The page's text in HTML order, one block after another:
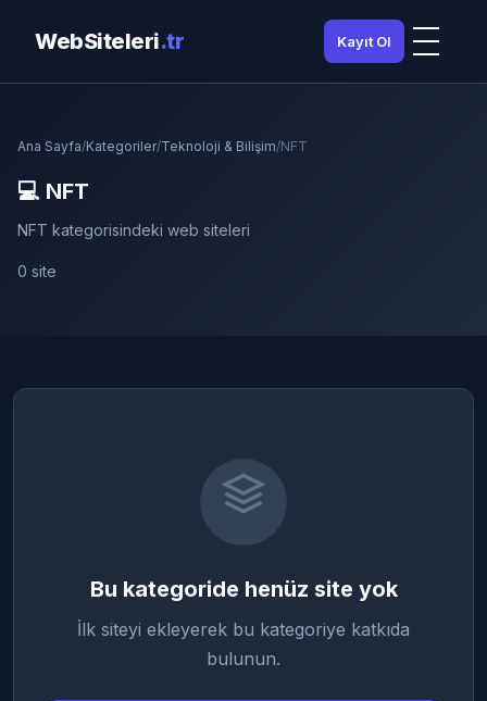
WebSiteleri.tr Kayıt Ol
Ana Sayfa/Kategoriler/Teknoloji & Bilişim/NFT
💻 NFT
NFT kategorisindeki web siteleri
0 site
Bu kategoride henüz site yok
İlk siteyi ekleyerek bu kategoriye katkıda
bulunun.